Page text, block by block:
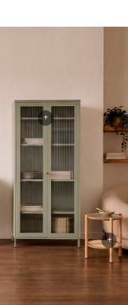
+
+